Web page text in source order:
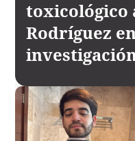
toxicológico
Rodríguez